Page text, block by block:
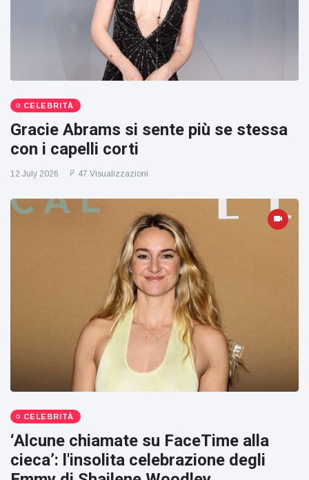
CELEBRITÀ
Gracie Abrams si sente più se stessa
con i capelli corti
12 July 2026 47 Visualizzazioni
CELEBRITÀ
‘Alcune chiamate su FaceTime alla
cieca’: l'insolita celebrazione degli